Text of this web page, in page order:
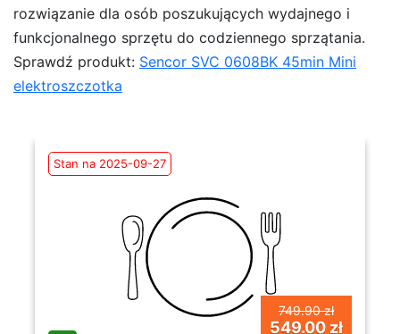
rozwiązanie dla osób poszukujących wydajnego i
funkcjonalnego sprzętu do codziennego sprzątania.
Sprawdź produkt: Sencor SVC 0608BK 45min Mini
elektroszczotka
Stan na 2025-09-27
749.90 zł
549.00 zł